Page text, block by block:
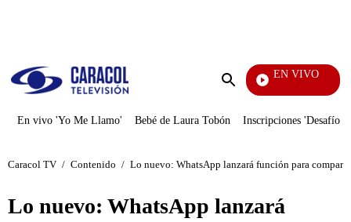
Enviar
EN VIVO
Vecinos
En vivo 'Yo Me Llamo' Bebé de Laura Tobón Inscripciones 'Desafío'
Caracol TV / Contenido / Lo nuevo: WhatsApp lanzará función para
Lo nuevo: WhatsApp lanzará